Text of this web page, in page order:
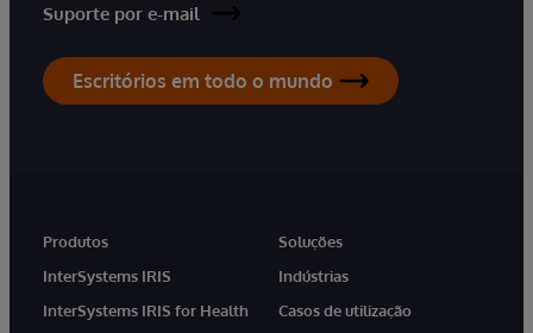
Suporte por e-mail
Escritórios em todo o mundo
Produtos
InterSystems IRIS
InterSystems IRIS for Health
Soluções
Indústrias
Casos de utilização